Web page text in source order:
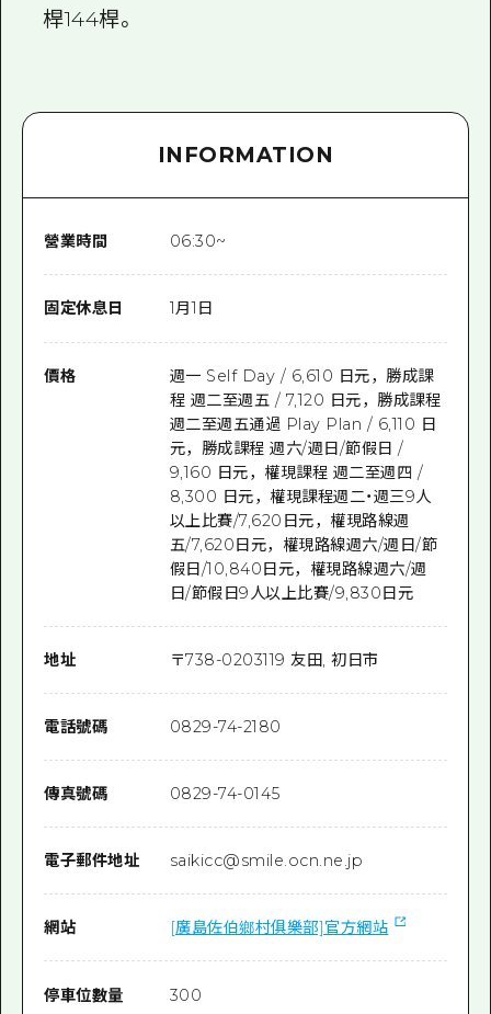
桿144桿。
INFORMATION
營業時間 06:30~
固定休息日 1月1日
價格
週一 Self Day / 6,610 日元，勝成課
程 週二至週五 / 7,120 日元，勝成課程
週二至週五通過 Play Plan / 6,110 日
元，勝成課程 週六/週日/節假日 /
9,160 日元，權現課程 週二至週四 /
8,300 日元，權現課程週二・週三9人
以上比賽/7,620日元，權現路線週
五/7,620日元，權現路線週六/週日/節
假日/10,840日元，權現路線週六/週
日/節假日9人以上比賽/9,830日元
地址 〒738-0203119 友田, 初日市
電話號碼 0829-74-2180
傳真號碼 0829-74-0145
電子郵件地址 saikicc@smile.ocn.ne.jp
網站 [廣島佐伯鄉村俱樂部]官方網站
停車位數量 300